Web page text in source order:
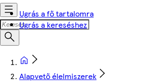
Ugrás a fő tartalomra
Ugrás a kereséshez
Alapvető élelmiszerek